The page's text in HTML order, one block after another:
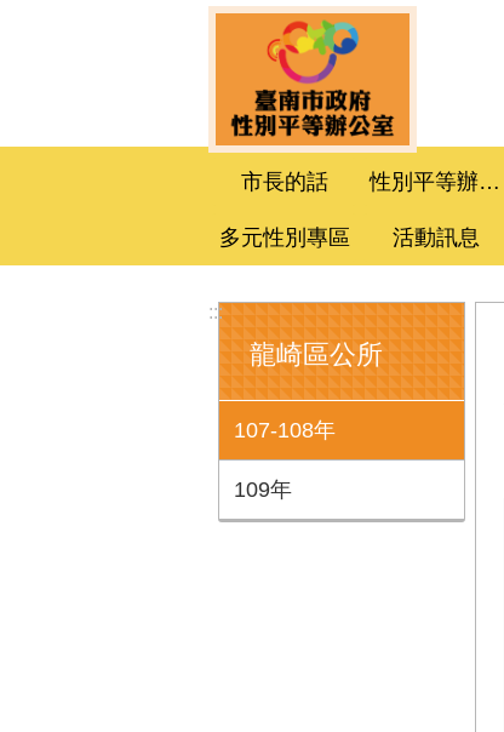
市長的話 性別平等辦公室
多元性別專區 活動訊息
:::
龍崎區公所
107-108年
109年